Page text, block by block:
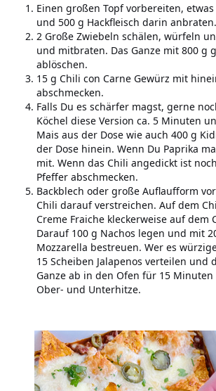
Einen großen Topf vorbereiten,
und 500 g Hackfleisch darin anbraten.
2 Große Zwiebeln schälen, würfeln
und mitbraten. Das Ganze mit 800 g
ablöschen.
15 g Chili con Carne Gewürz mit
abschmecken.
Falls Du es schärfer magst, gerne
Köchel diese Version ca. 5 Minuten
Mais aus der Dose wie auch 400 g
der Dose hinein. Wenn Du Paprika
mit. Wenn das Chili angedickt ist
Pfeffer abschmecken.
Backblech oder große Auflaufform
Chili darauf verstreichen. Auf dem
Creme Fraiche kleckerweise auf dem
Darauf 100 g Nachos legen und mit
Mozzarella bestreuen. Wer es
15 Scheiben Jalapenos verteilen und
Ganze ab in den Ofen für 15 Minuten
Ober- und Unterhitze.